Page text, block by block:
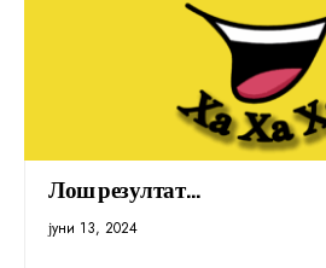
Лош резултат…
јуни 13, 2024